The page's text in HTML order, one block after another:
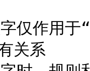
仅作用于
关系